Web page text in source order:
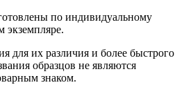
по индивидуальному
экземпляре.
для их различия и более быстрого
образцов не являются
знаком.